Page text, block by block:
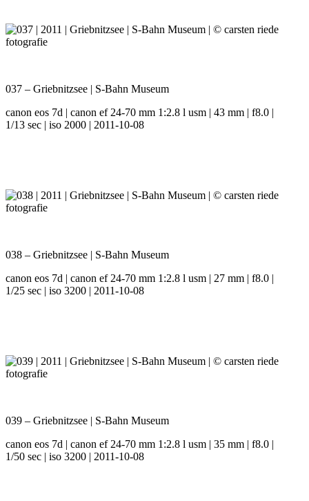
037 – Griebnitzsee | S-Bahn Museum
canon eos 7d | canon ef 24-70 mm 1:2.8 l usm | 43 mm | f8.0 |
1/13 sec | iso 2000 | 2011-10-08
038 – Griebnitzsee | S-Bahn Museum
canon eos 7d | canon ef 24-70 mm 1:2.8 l usm | 27 mm | f8.0 |
1/25 sec | iso 3200 | 2011-10-08
039 – Griebnitzsee | S-Bahn Museum
canon eos 7d | canon ef 24-70 mm 1:2.8 l usm | 35 mm | f8.0 |
1/50 sec | iso 3200 | 2011-10-08